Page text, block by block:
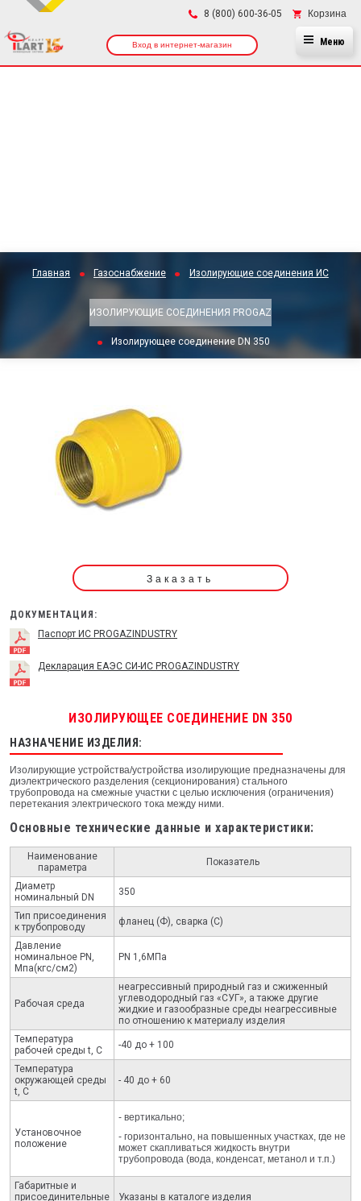
8 (800) 600-36-05 Корзина
Вход в интернет-магазин Меню
Главная Газоснабжение Изолирующие соединения ИС
ИЗОЛИРУЮЩИЕ СОЕДИНЕНИЯ PROGAZ
Изолирующее соединение DN 350
Заказать
ДОКУМЕНТАЦИЯ:
Паспорт ИС PROGAZINDUSTRY
Декларация ЕАЭС СИ-ИС PROGAZINDUSTRY
ИЗОЛИРУЮЩЕЕ СОЕДИНЕНИЕ DN 350
НАЗНАЧЕНИЕ ИЗДЕЛИЯ:
Изолирующие устройства/устройства изолирующие предназначены для
диэлектрического разделения (секционирования) стального
трубопровода на смежные участки с целью исключения (ограничения)
перетекания электрического тока между ними.
Основные технические данные и характеристики:
Наименование
параметра
Показатель
Диаметр
номинальный DN
350
Тип присоединения
к трубопроводу
фланец (Ф), сварка (С)
Давление
номинальное PN,
Мпа(кгс/см2)
PN 1,6МПа
Рабочая среда
неагрессивный природный газ и сжиженный
углеводородный газ «СУГ», а также другие
жидкие и газообразные среды неагрессивные
по отношению к материалу изделия
Температура
рабочей среды t, С
-40 до + 100
Температура
окружающей среды
t, С
- 40 до + 60
Установочное
положение
- вертикально;
- горизонтально, на повышенных участках, где не
может скапливаться жидкость внутри
трубопровода (вода, конденсат, метанол и т.п.)
Габаритные и
присоединительные
Указаны в каталоге изделия
×